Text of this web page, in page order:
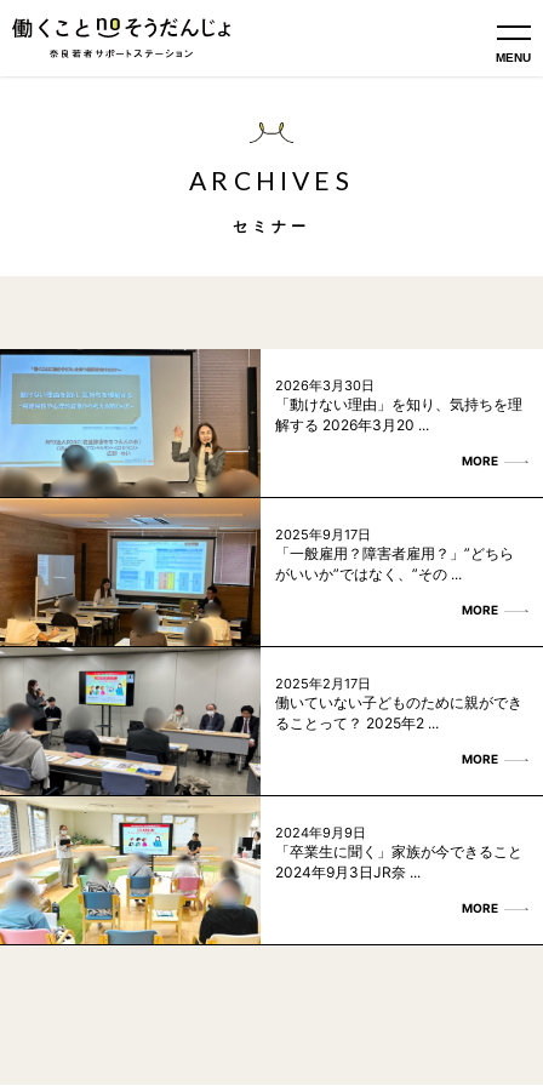
MENU
ARCHIVES
セミナー
2026年3月30日
「動けない理由」を知り、気持ちを理
解する 2026年3月20 ...
MORE
2025年9月17日
「一般雇用？障害者雇用？」”どちら
がいいか”ではなく、”その ...
MORE
2025年2月17日
働いていない子どものために親ができ
ることって？ 2025年2 ...
MORE
2024年9月9日
「卒業生に聞く」家族が今できること
2024年9月3日JR奈 ...
MORE